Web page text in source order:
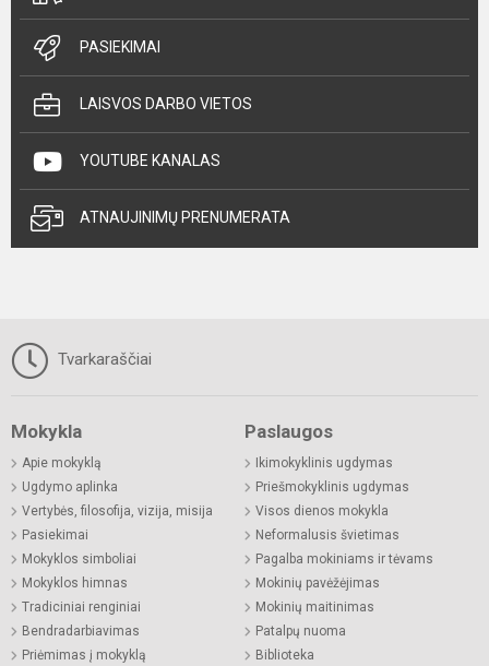
PASIEKIMAI
LAISVOS DARBO VIETOS
YOUTUBE KANALAS
ATNAUJINIMŲ PRENUMERATA
Tvarkaraščiai
Mokykla
Apie mokyklą
Ugdymo aplinka
Vertybės, filosofija, vizija, misija
Pasiekimai
Mokyklos simboliai
Mokyklos himnas
Tradiciniai renginiai
Bendradarbiavimas
Priėmimas į mokyklą
Paslaugos
Ikimokyklinis ugdymas
Priešmokyklinis ugdymas
Visos dienos mokykla
Neformalusis švietimas
Pagalba mokiniams ir tėvams
Mokinių pavėžėjimas
Mokinių maitinimas
Patalpų nuoma
Biblioteka